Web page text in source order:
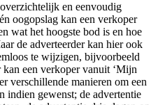
en eenvoudig
oogopslag kan een verkoper
wat het hoogste bod is en hoe
de adverteerder kan hier ook
te wijzigen, bijvoorbeeld
een verkoper vanuit ‘Mijn
verschillende manieren om een
indien gewenst; de advertentie